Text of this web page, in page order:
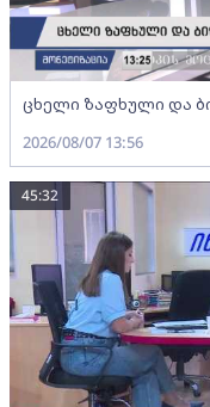
ცხელი ზაფხული და
2026/08/07 13:56
45:32